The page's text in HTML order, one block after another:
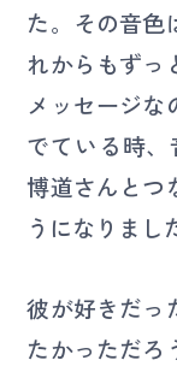
た。その音色
れからもずっ
メッセージな
でている時、
博道さんとつ
うになりまし
彼が好きだっ
たかっただろ